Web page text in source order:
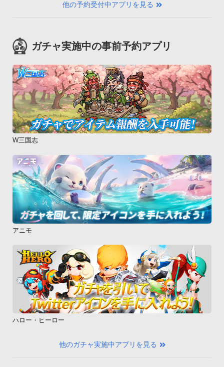
他の予約受付中アプリを見る
ガチャ実施中の事前予約アプリ
W三国志
アニモ
ハロー・ヒーロー
他のガチャ実施中アプリを見る